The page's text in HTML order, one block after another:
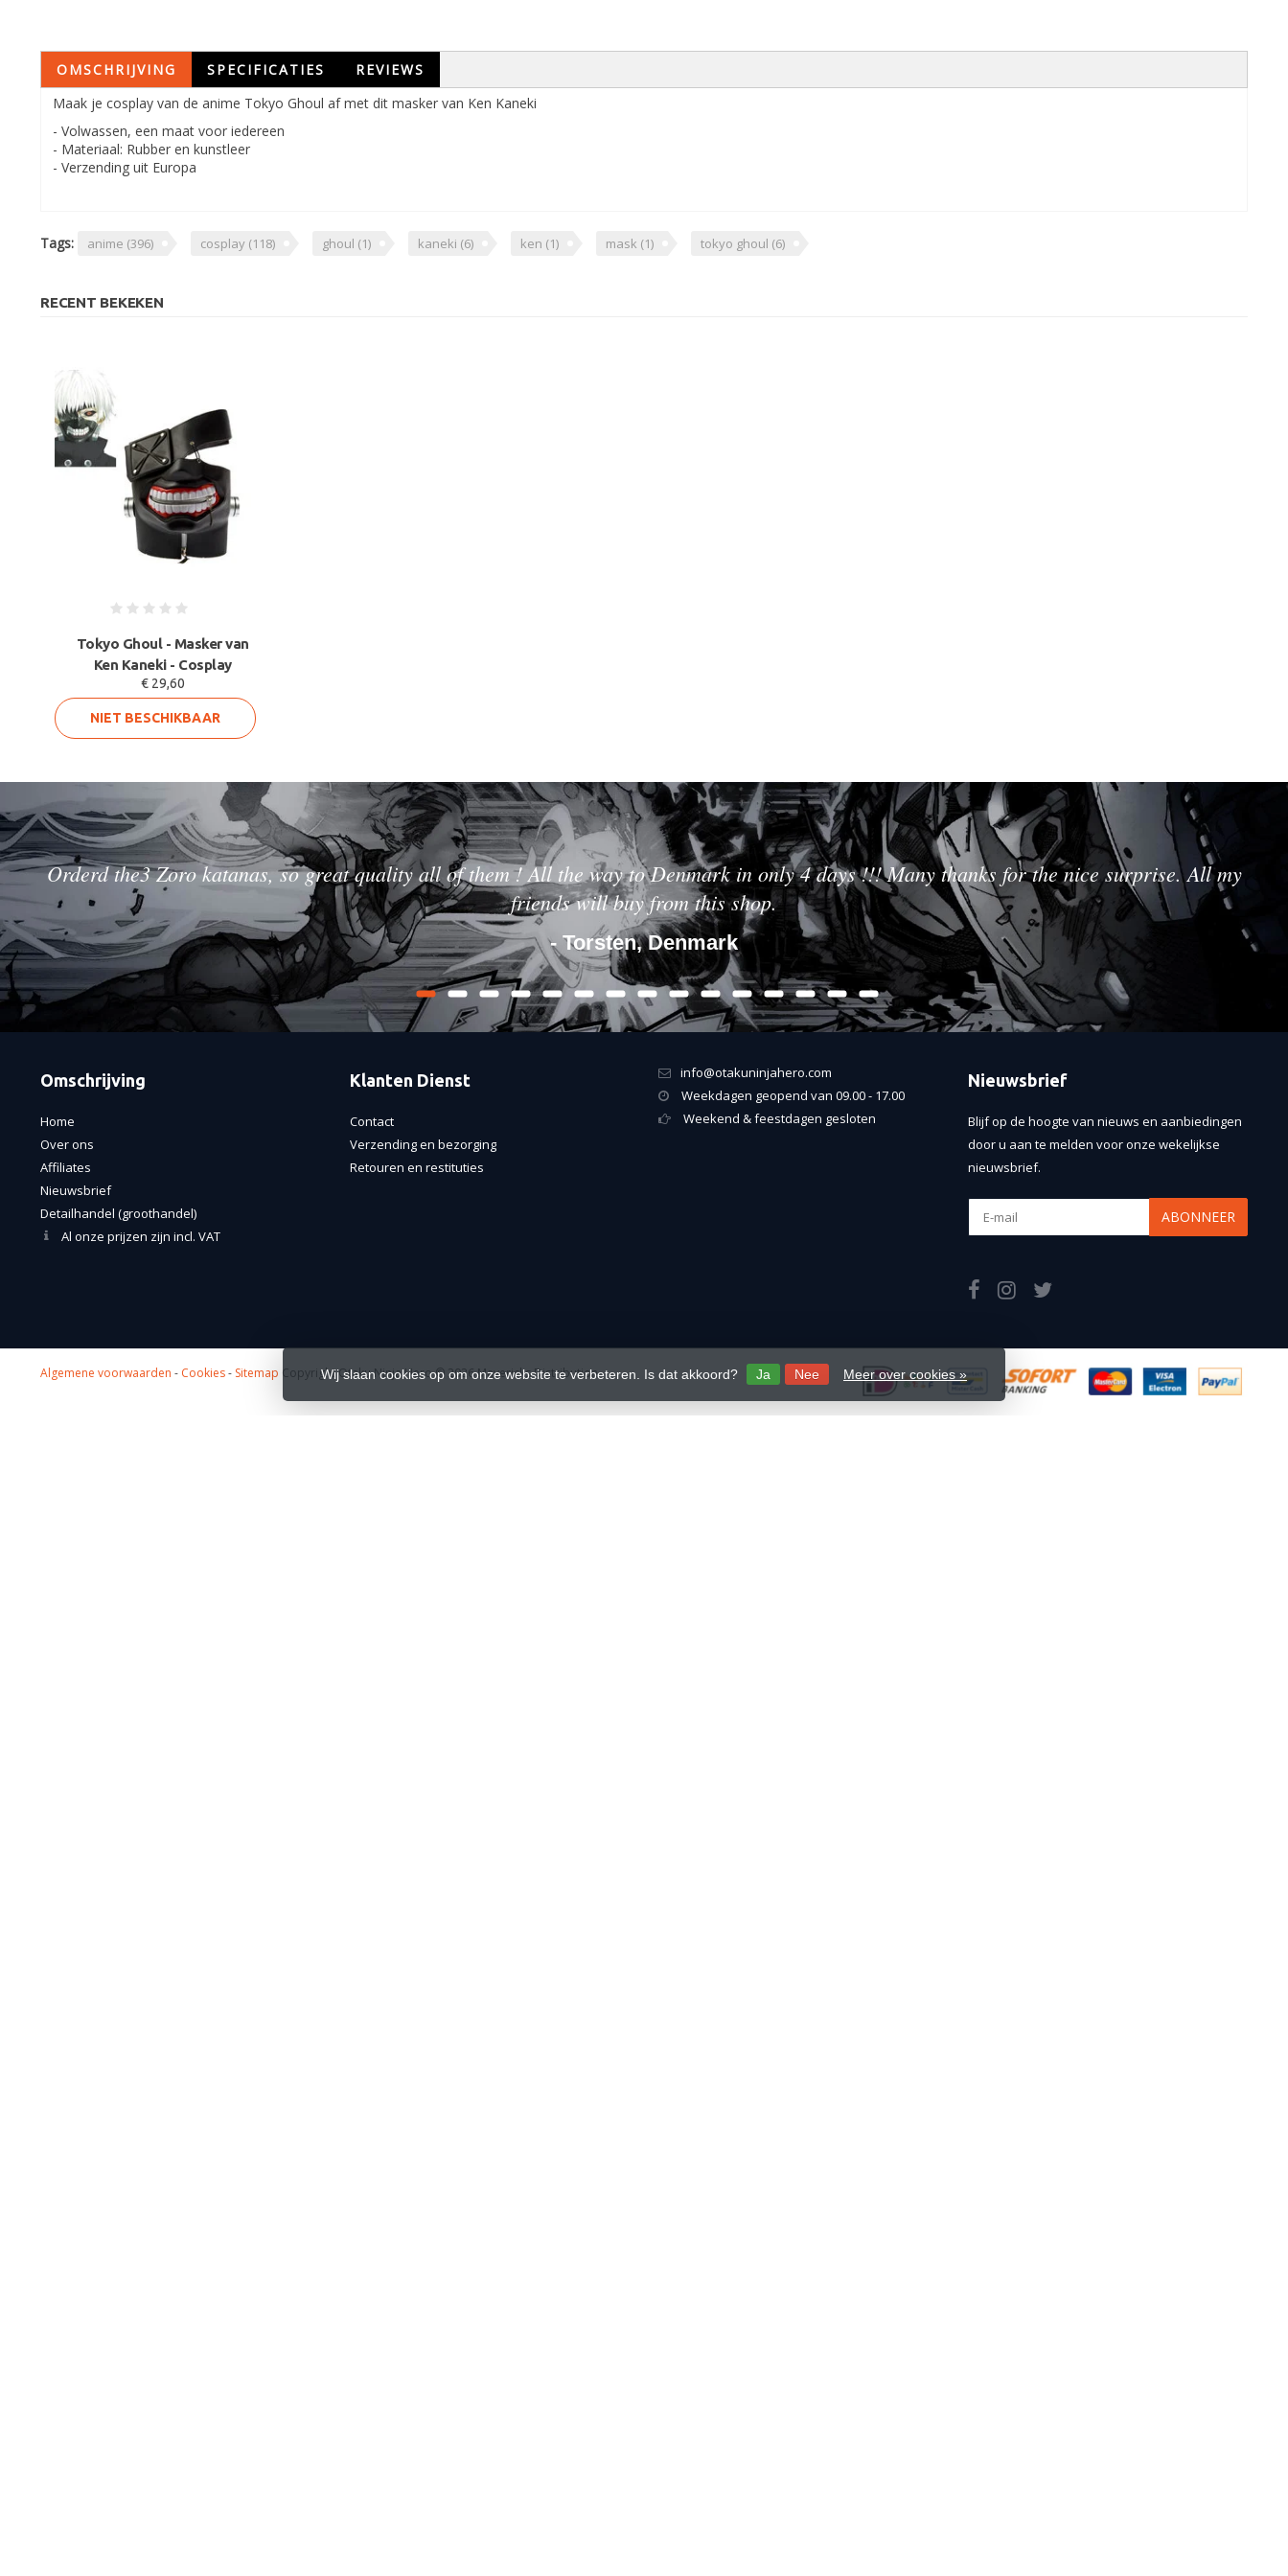
OMSCHRIJVING SPECIFICATIES
REVIEWS
Maak je cosplay van de anime Tokyo Ghoul af met dit masker van Ken Kaneki
- Volwassen, een maat voor iedereen
- Materiaal: Rubber en kunstleer
- Verzending uit Europa
Tags: anime (396) cosplay (118) ghoul (1) kaneki (6) ken (1) mask (1) tokyo ghoul (6)
RECENT BEKEKEN
Tokyo Ghoul - Masker van
Ken Kaneki - Cosplay
€ 29,60
NIET BESCHIKBAAR
Orderd the3 Zoro katanas, so great quality all of them ! All the way to Denmark in only 4 days !!! Many thanks for the nice surprise. All my
friends will buy from this shop.
- Torsten, Denmark
Omschrijving
Home
Over ons
Affiliates
Nieuwsbrief
Detailhandel (groothandel)
Al onze prijzen zijn incl. VAT
Klanten Dienst
Contact
Verzending en bezorging
Retouren en restituties
info@otakuninjahero.com
Weekdagen geopend van 09.00 - 17.00
Weekend & feestdagen gesloten
Nieuwsbrief
Blijf op de hoogte van nieuws en aanbiedingen
door u aan te melden voor onze wekelijkse
nieuwsbrief.
ABONNEER
Wij slaan cookies op om onze website te verbeteren. Is dat akkoord? Ja Nee Meer over cookies »
Algemene voorwaarden - Cookies- Sitemap Copyright Otaku Ninja Hero © 2026 Mavericks Distribution